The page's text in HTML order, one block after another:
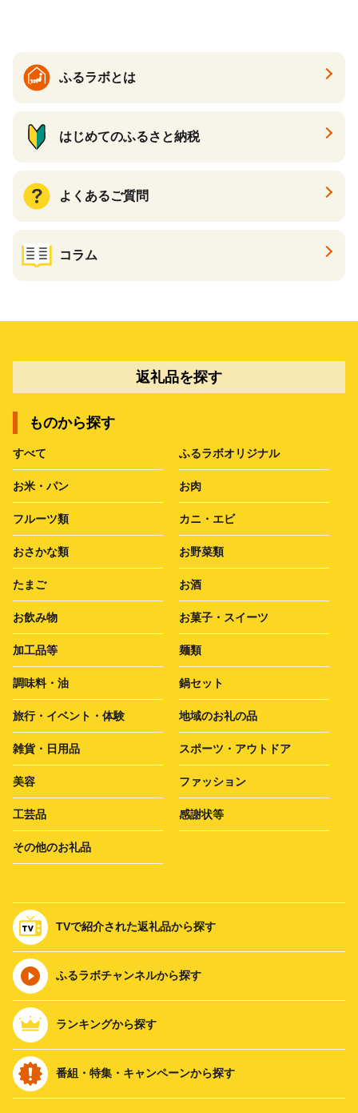
ふるラボとは
はじめてのふるさと納税
よくあるご質問
コラム
返礼品を探す
ものから探す
すべて ふるラボオリジナル
お米・パン お肉
フルーツ類 カニ・エビ
おさかな類 お野菜類
たまご お酒
お飲み物 お菓子・スイーツ
加工品等 麺類
調味料・油 鍋セット
旅行・イベント・体験 地域のお礼の品
雑貨・日用品 スポーツ・アウトドア
美容 ファッション
工芸品 感謝状等
その他のお礼品
TVで紹介された返礼品から探す
ふるラボチャンネルから探す
ランキングから探す
番組・特集・キャンペーンから探す